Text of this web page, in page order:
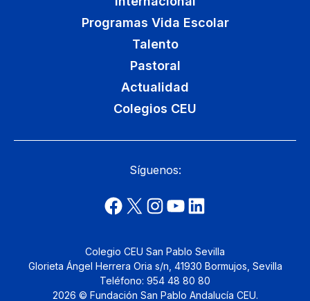
Programas Vida Escolar
Talento
Pastoral
Actualidad
Colegios CEU
Síguenos:
Colegio CEU San Pablo Sevilla
Glorieta Ángel Herrera Oria s/n, 41930 Bormujos, Sevilla
Teléfono: 954 48 80 80
2026 © Fundación San Pablo Andalucía CEU.